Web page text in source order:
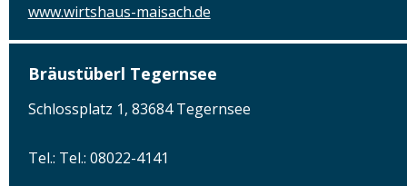
www.wirtshaus-maisach.de
Bräustüberl Tegernsee
Schlossplatz 1, 83684 Tegernsee
Tel.: Tel.: 08022-4141